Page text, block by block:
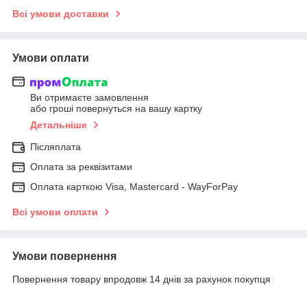
Всі умови доставки
Умови оплати
Ви отримаєте замовлення
або гроші повернуться на вашу картку
Детальніше
Післяплата
Оплата за реквізитами
Оплата карткою Visa, Mastercard - WayForPay
Всі умови оплати
Умови повернення
Повернення товару впродовж 14 днів за рахунок покупця